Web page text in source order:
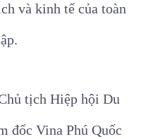
và kinh tế của toàn
tịch Hiệp hội Du
đốc Vina Phú Quốc